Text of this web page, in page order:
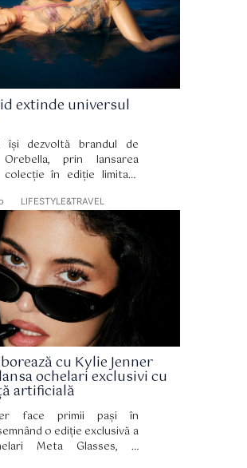
extinde universul
își dezvoltă brandul de
prin lansarea
colecție în ediție limitată
la puțin peste un an de la
noua colecție
distinctivă a brandului,
formula sa bifazică, fără
de apă botanică.
LIFESTYLE&TRAVEL
cu Kylie Jenner
ochelari exclusivi cu
artificială
face primii pași în
o ediție exclusivă a
Meta Glasses, o